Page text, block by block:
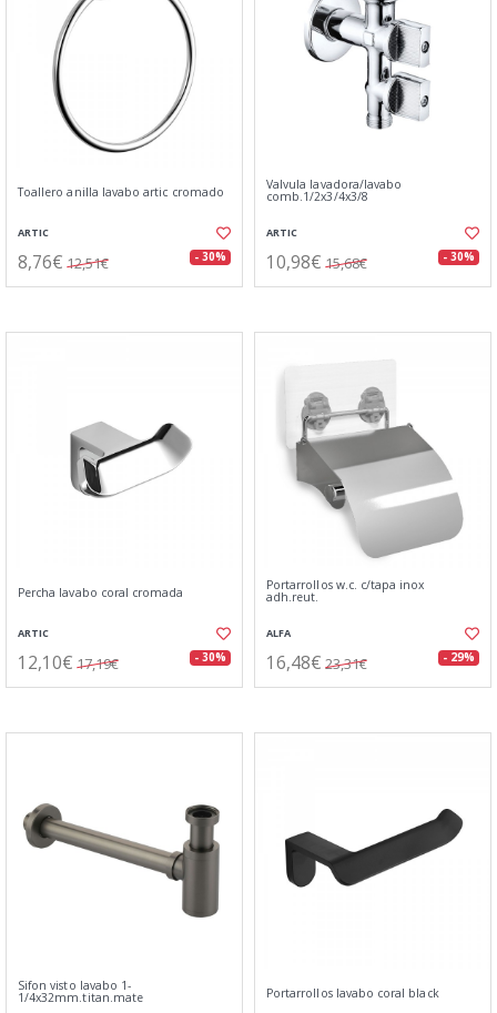
Toallero anilla lavabo artic cromado
ARTIC
8,76€ 12,51€ - 30%
Valvula lavadora/lavabo
comb.1/2x3/4x3/8
ARTIC
10,98€ 15,68€ - 30%
Percha lavabo coral cromada
ARTIC
12,10€ 17,19€ - 30%
Portarrollos w.c. c/tapa inox
adh.reut.
ALFA
16,48€ 23,31€ - 29%
Sifon visto lavabo 1-
1/4x32mm.titan.mate Portarrollos lavabo coral black